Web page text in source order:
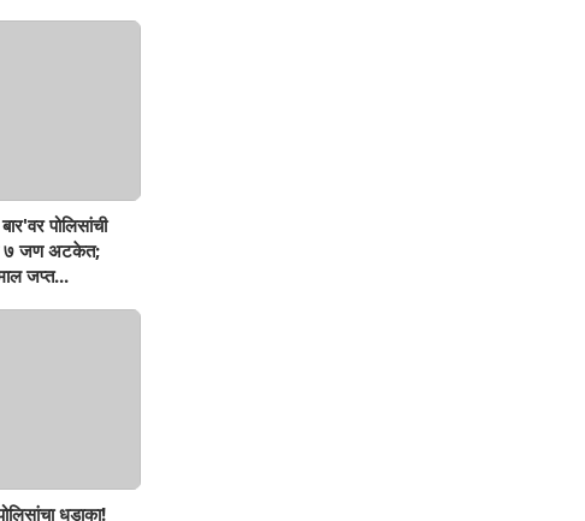
पोलिसांची
७ जण अटकेत;
जप्त...
धडाका!